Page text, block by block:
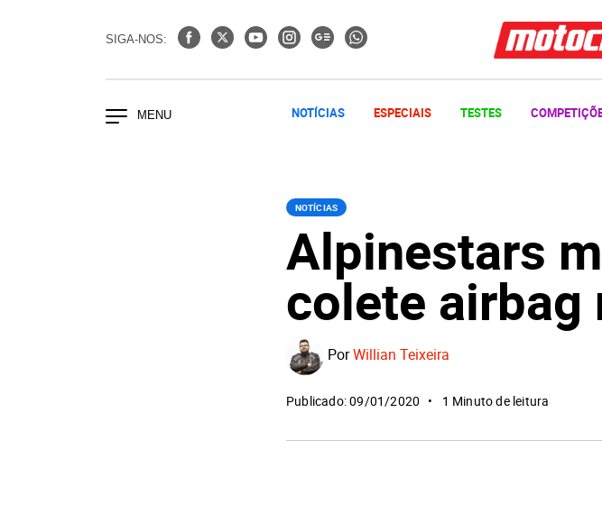
SIGA-NOS:
NOTÍCIAS ESPECIAIS TESTES
NOTÍCIAS
Alpinestars
colete airbag
PorWillian Teixeira
Publicado: 09/01/2020 1 Minuto de leitura